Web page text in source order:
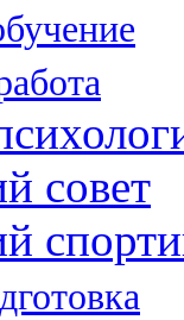
совет